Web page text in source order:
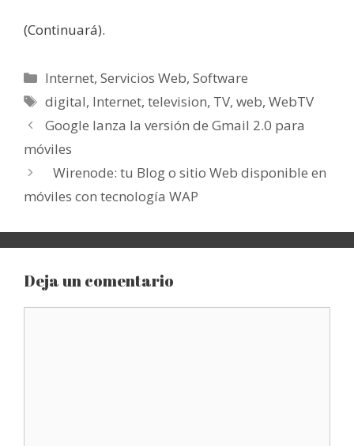
(Continuará).
Categorías
Internet,Servicios Web,Software
Etiquetas
digital, Internet,television, TV,web,WebTV
Google lanza la versión de Gmail 2.0 para
móviles
Wirenode: tu Blog o sitio Web disponible en
móviles con tecnología WAP
Deja un comentario